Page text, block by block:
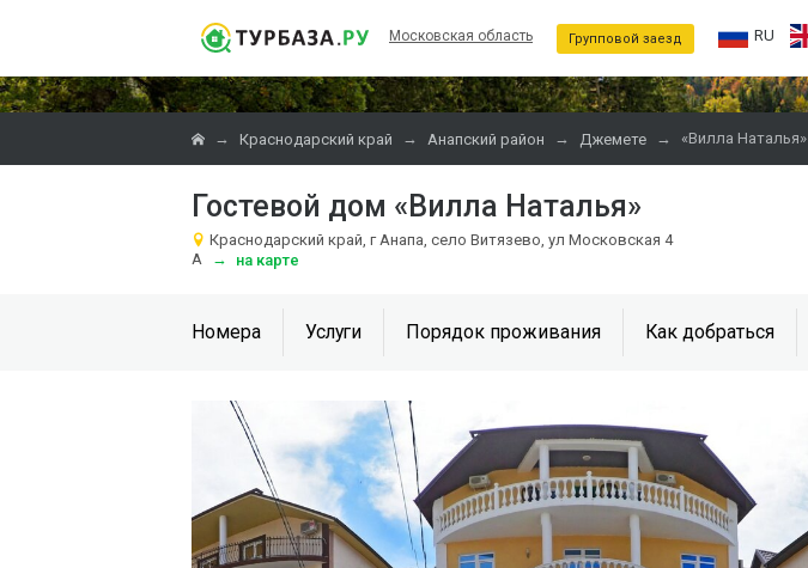
Московская область Групповой заезд RU
→ Краснодарский край → Анапский район → Джемете → «Вилла Наталья»
Гостевой дом «Вилла Наталья»
Краснодарский край, г Анапа, село Витязево, ул Московская 4
А
→ на карте
Номера Услуги Порядок проживания Как добраться